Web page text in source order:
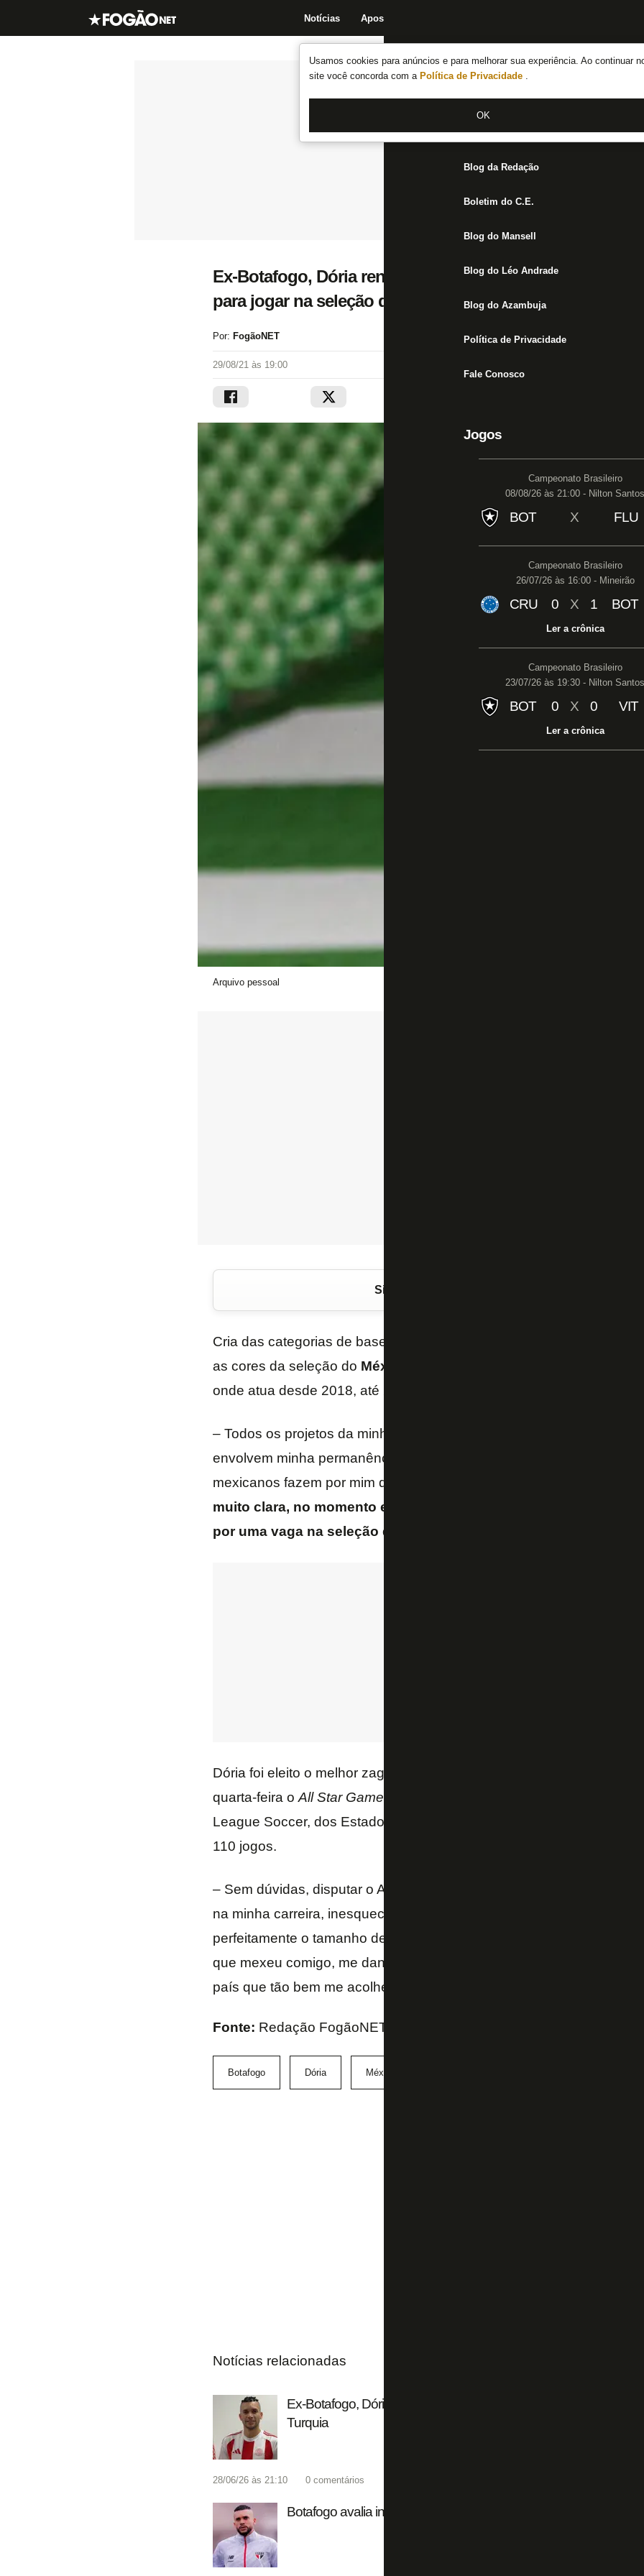
Usamos cookies para anúncios e para melhorar sua experiência. Ao continuar
site você concorda com a Política de Privacidade .
OK
Notícias Apostas
Notícias do Botafogo
Fórum
Jogos
Blog da Redação
Boletim do C.E.
Blog do Mansell
Blog do Léo Andrade
Blog do Azambuja
Política de Privacidade
Fale Conosco
Jogos
Campeonato Brasileiro
08/08/26 às 21:00 - Nilton Santos
BOT X FLU
Campeonato Brasileiro
26/07/26 às 16:00 - Mineirão
CRU 0 X 1 BOT
Ler a crônica
Campeonato Brasileiro
23/07/26 às 19:30 - Nilton Santos
BOT 0 X 0 VIT
Ler a crônica
Ex-Botafogo, Dória renova com Santos Laguna e projeta
para jogar na seleção do México
Por: FogãoNET
29/08/21 às 19:00
Arquivo pessoal
Siga o FogãoNET
Cria das categorias de base do
as cores da seleção do México
onde atua desde 2018, até 2025 e pretende agora naturalizar-se
– Todos os projetos da minha carreira e também da minha vida
envolvem minha permanência no México, e eu quero poder retribuir
mexicanos fazem por mim da maneira que sei: jogando bola.
muito clara, no momento em que renovei, buscar minha
por uma vaga na seleção do México
Dória foi eleito o melhor zagueiro do último Campeonato Mexicano e
quarta-feira oAll Star Game
League Soccer, dos Estados Unidos. Pelo Santos Laguna, são 11
110 jogos.
– Sem dúvidas, disputar o All Star Game foi muito especial. Foi uma
na minha carreira, inesquecível. Já estou no México há três anos e
perfeitamente o tamanho de representar a liga num evento como
que mexeu comigo, me dando um orgulho diferente ao entrar em
país que tão bem me acolheu desde os primeiros dias – frisou.
Fonte: Redação FogãoNET e GE
Botafogo Dória México
Notícias relacionadas
Ex-Botafogo, Dória é anunciado por clube recém promovido à
Turquia
28/06/26 às 21:10 0 comentários
Botafogo avalia investida em Dória, livre após rescindir com o